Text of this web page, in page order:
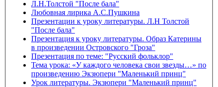
Л.Н.Толстой "После бала"
Любовная лирика А.С.Пушкина
Презентации к уроку литературы. Л.Н Толстой
"После бала"
Презентация к уроку литературы. Образ Катерины
в произведении Островского "Гроза"
Презентация по теме: "Русский фольклор"
Тема урока: «У каждого человека свои звезды…» по
произведению Экзюпери "Маленький принц"
Урок литературы. Экзюпери "Маленький принц"